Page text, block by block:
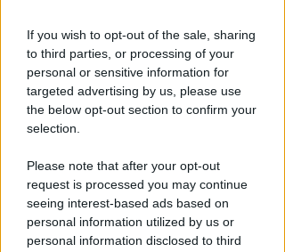
If you wish to opt-out of the sale, sharing
to third parties, or processing of your
personal or sensitive information for
targeted advertising by us, please use
the below opt-out section to confirm your
selection.
Please note that after your opt-out
request is processed you may continue
seeing interest-based ads based on
personal information utilized by us or
personal information disclosed to third
Desigillare il suolo per
contenere i cambiamenti
climatici. I numeri di Rimini
diRedazione